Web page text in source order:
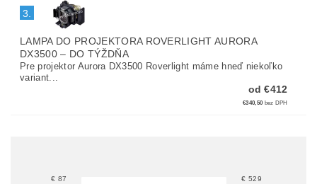
3.
LAMPA DO PROJEKTORA ROVERLIGHT AURORA
DX3500– DO TÝŽDŇA
Pre projektor Aurora DX3500 Roverlight máme hneď niekoľko
variant...
od €412
€340,50 bez DPH
€ 87 € 529